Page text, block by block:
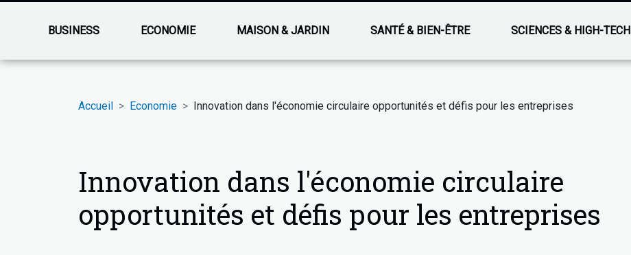
BUSINESS ECONOMIE MAISON & JARDIN SANTÉ & BIEN-ÊTRE SCIENCES & HIGH-TECH
Accueil Economie Innovation dans l'économie circulaire opportunités et défis pour les entreprises
Innovation dans l'économie circulaire
opportunités et défis pour les entreprises